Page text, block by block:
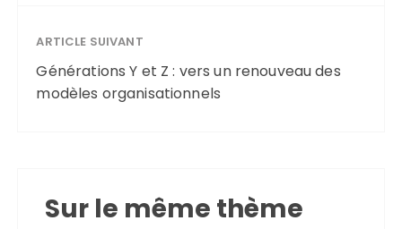
ARTICLE SUIVANT
Générations Y et Z : vers un renouveau des
modèles organisationnels
Sur le même thème